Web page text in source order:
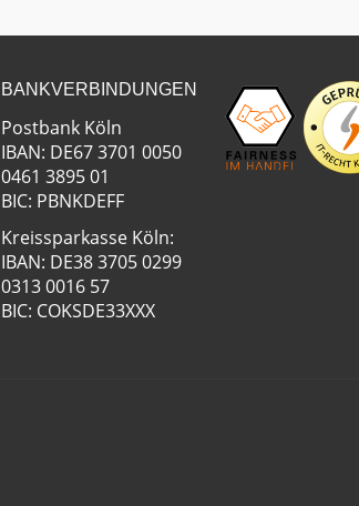
BANKVERBINDUNGEN
Postbank Köln
IBAN: DE67 3701 0050
0461 3895 01
BIC: PBNKDEFF
Kreissparkasse Köln:
IBAN: DE38 3705 0299
0313 0016 57
BIC: COKSDE33XXX